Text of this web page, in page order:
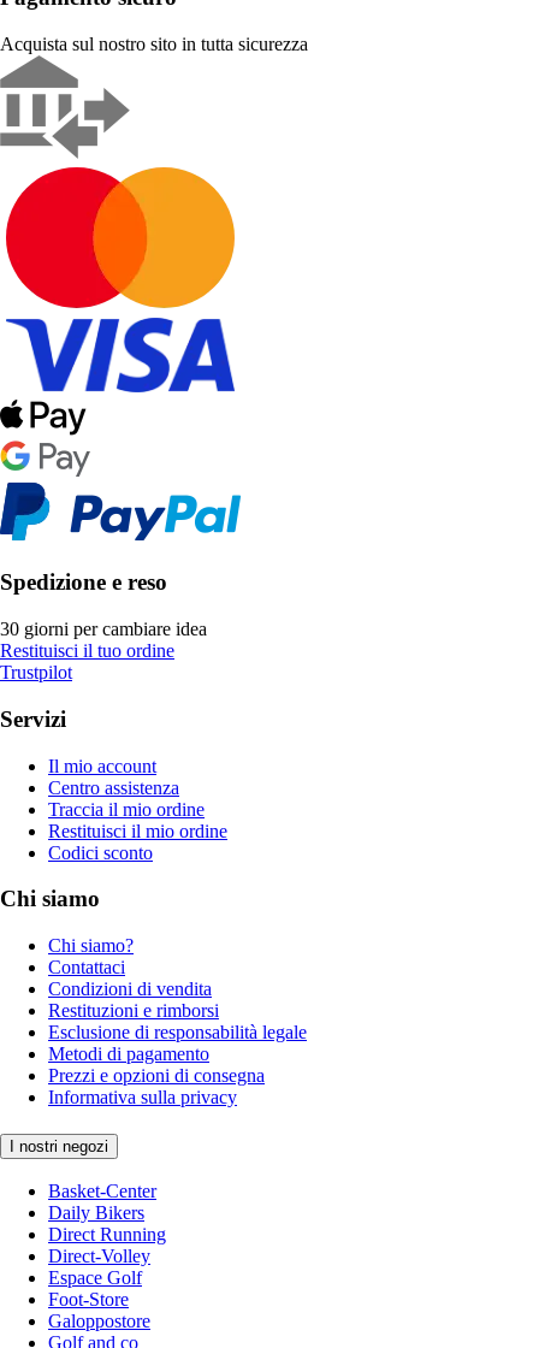
Acquista sul nostro sito in tutta sicurezza
Spedizione e reso
30 giorni per cambiare idea
Restituisci il tuo ordine
Trustpilot
Servizi
Il mio account
Centro assistenza
Traccia il mio ordine
Restituisci il mio ordine
Codici sconto
Chi siamo
Chi siamo?
Contattaci
Condizioni di vendita
Restituzioni e rimborsi
Esclusione di responsabilità legale
Metodi di pagamento
Prezzi e opzioni di consegna
Informativa sulla privacy
I nostri negozi
Basket-Center
Daily Bikers
Direct Running
Direct-Volley
Espace Golf
Foot-Store
Galoppostore
Golf and co